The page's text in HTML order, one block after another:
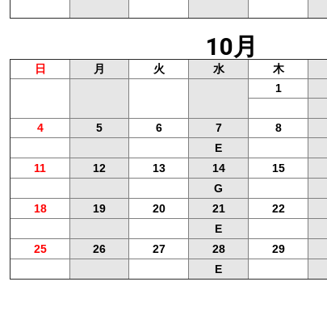
10月
日 月 火 水 木
1
4
5 6 7 8
E
11
12 13 14 15
G
18
19 20 21 22
E
25
26 27 28 29
E